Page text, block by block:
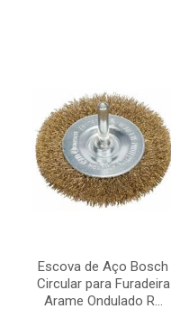
Escova de Aço Bosch
Circular para Furadeira
Arame Ondulado R...